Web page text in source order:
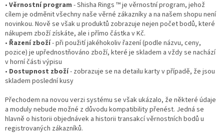
• Věrnostní program - Shisha Rings ™ je věrnostní program, jehož
cílem je odměnit všechny naše věrné zákazníky a na našem shopu není
novinkou. Nově se však u produktů zobrazuje nejen počet bodů, které
nákupem zboží získáte, ale i přímo částka v Kč.
• Řazení zboží- při použití jakéhokoliv řazení (podle názvu, ceny,
pozice) je upřednostňováno zboží, které je skladem a vždy se nachází
v horní části výpisu
• Dostupnost zboží- zobrazuje se na detailu karty v případě, že jsou
skladem poslední kusy
Přechodem na novou verzi systému se však ukázalo, že některé údaje
a moduly nebude možné z důvodu kompatibility přenést. Jedná se
hlavně o historii objednávek a historii transakcí věrnostních bodů u
registrovaných zákazníků.